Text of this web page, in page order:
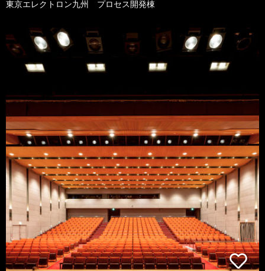
東京エレクトロン九州 プロセス開発棟